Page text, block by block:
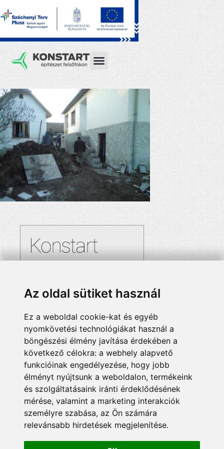
Az oldal sütiket használ
Ez a weboldal cookie-kat és egyéb
nyomkövetési technológiákat használ a
böngészési élmény javítása érdekében a
következő célokra: a webhely alapvető
funkcióinak engedélyezése, hogy jobb
élményt nyújtsunk a weboldalon, termékeink
és szolgáltatásaink iránti érdeklődésének
mérése, valamint a marketing interakciók
személyre szabása, az Ön számára
relevánsabb hirdetések megjelenítése.